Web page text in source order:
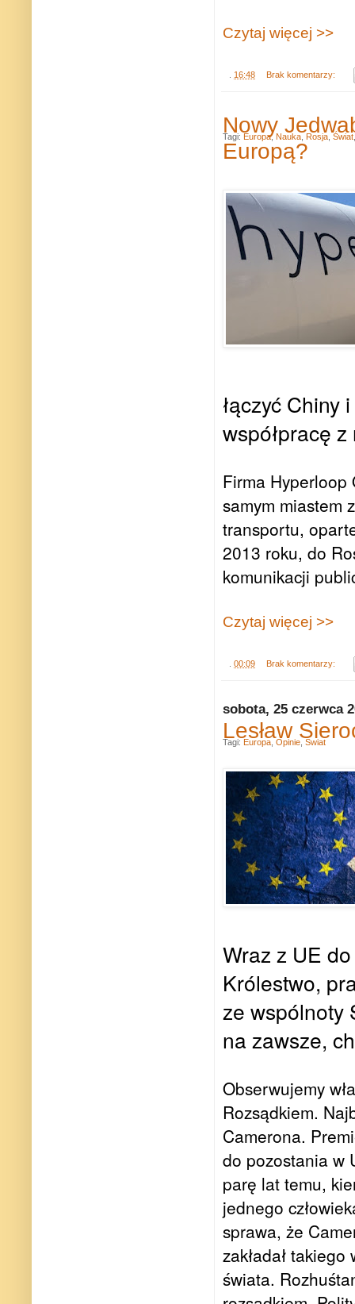
Czytaj więcej >>
16:48 Brak komentarzy:
Nowy
Europą?
łączyć Chiny
współpracę
Firma Hyperloop
samym miastem
transportu,
2013 roku, do
komunikacji
Czytaj więcej >>
00:09 Brak komentarzy:
Tagi: Europa, Nauka Rosja Świat
sobota, 25 czerwca
Lesław
Wraz z UE
Królestwo,
ze wspólnoty
na zawsze,
Obserwujemy
Rozsądkiem.
Camerona.
do pozostania w
parę lat temu,
jednego
sprawa, że
zakładał
świata.
Tagi: Europa Opinie Świat